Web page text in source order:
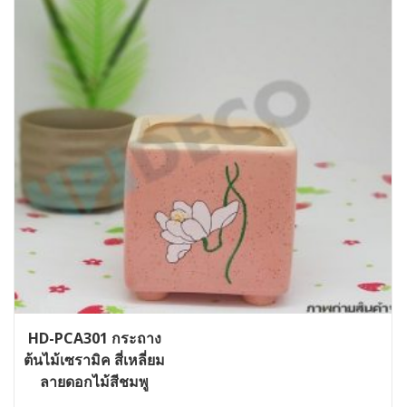
HD-PCA301 กระถาง
ต้นไม้เซรามิค สี่เหลี่ยม
ลายดอกไม้สีชมพู